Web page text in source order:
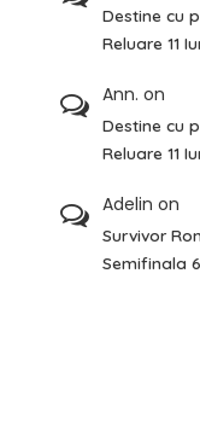
Destine cu
Reluare 11
Ann. on
Destine cu
Reluare 11
Adelin on
Survivor
Semifinala